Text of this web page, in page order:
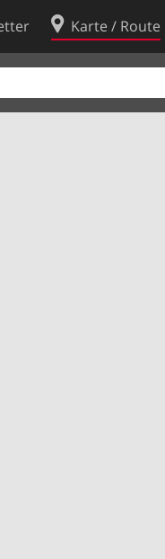
Karte / Route